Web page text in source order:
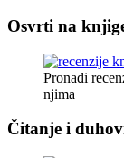
Osvrti na
Pronađi
njima
Čitanje i